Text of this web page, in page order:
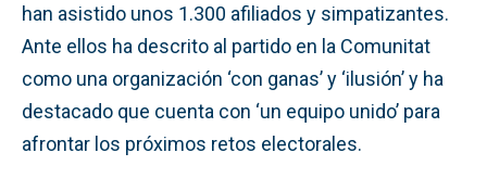
han asistido unos 1.300 afiliados y simpatizantes.
Ante ellos ha descrito al partido en la Comunitat
como una organización ‘con ganas’ y ‘ilusión’ y ha
destacado que cuenta con ‘un equipo unido’ para
afrontar los próximos retos electorales.